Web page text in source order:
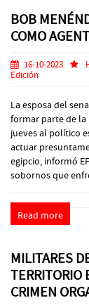
BOB
COMO
16-10-2023
Edición
La esposa del
formar parte de
jueves al político
actuar
egipcio, informó
sobornos que
Read more
MILITARES
TERRITORIO
CRIMEN